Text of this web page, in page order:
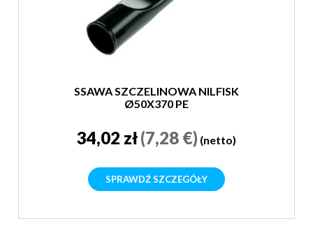
SSAWA SZCZELINOWA NILFISK
Ø50X370 PE
34,02 zł(7,28 €) (netto)
SPRAWDŹ SZCZEGÓŁY